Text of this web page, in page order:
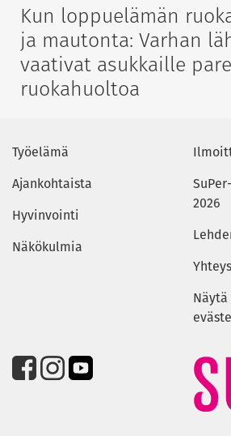
Kun loppuelämän
ja mautonta: Varhan
vaativat asukkaille
ruokahuoltoa
Työelämä
Ajankohtaista
Hyvinvointi
Näkökulmia
2026